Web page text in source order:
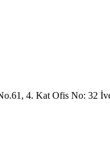
4. Kat Ofis No: 32